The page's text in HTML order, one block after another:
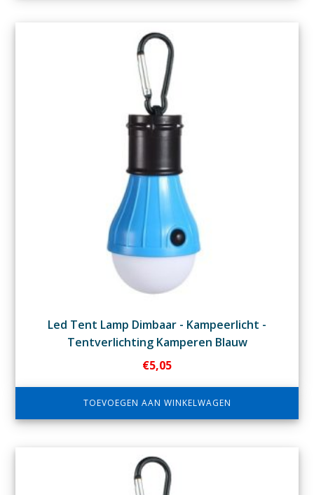
Led Tent Lamp Dimbaar - Kampeerlicht -
Tentverlichting Kamperen Blauw
€5,05
TOEVOEGEN AAN WINKELWAGEN